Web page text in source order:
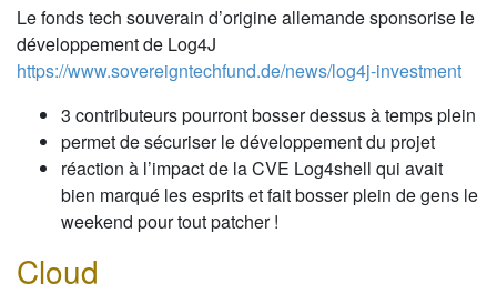
Le fonds tech souverain d’origine allemande sponsorise le
développement de Log4J
https://www.sovereigntechfund.de/news/log4j-investment
3 contributeurs pourront bosser dessus à temps plein
permet de sécuriser le développement du projet
réaction à l’impact de la CVE Log4shell qui avait
bien marqué les esprits et fait bosser plein de gens le
weekend pour tout patcher !
Cloud